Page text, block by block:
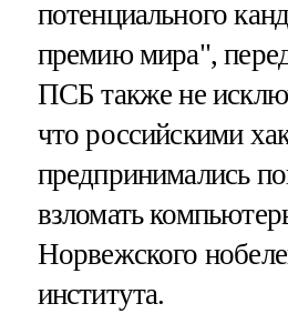
потенциального
премию мира",
ПСБ также не
что российскими
предпринимались
взломать
Норвежского
института.